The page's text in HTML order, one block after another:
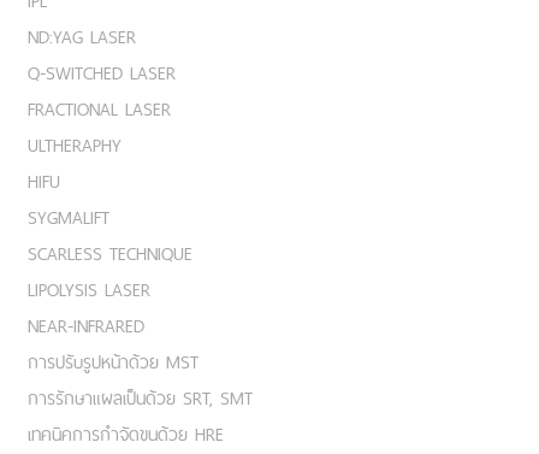
ND:YAG LASER
Q-SWITCHED LASER
FRACTIONAL LASER
ULTHERAPHY
HIFU
SYGMALIFT
SCARLESS TECHNIQUE
LIPOLYSIS LASER
NEAR-INFRARED
การปรับรูปหน้าด้วย MST
การรักษาแผลเป็นด้วย SRT, SMT
เทคนิคการกำจัดขนด้วย HRE